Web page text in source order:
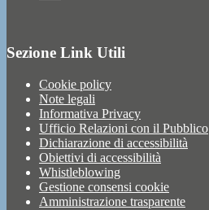
Sezione Link Utili
Cookie policy
Note legali
Informativa Privacy
Ufficio Relazioni con il Pubblico
Dichiarazione di accessibilità
Obiettivi di accessibilità
Whistleblowing
Gestione consensi cookie
Amministrazione trasparente